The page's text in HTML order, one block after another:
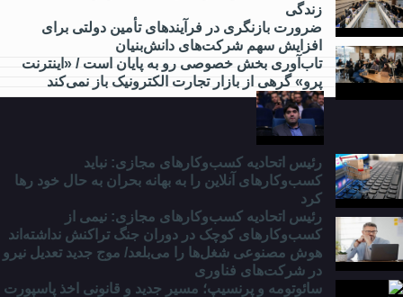
زندگی
ضرورت بازنگری در فرآیندهای تأمین دولتی برای
افزایش سهم شرکت‌های دانش‌بنیان
تاب‌آوری بخش خصوصی رو به پایان است / «اینترنت
پرو» گرهی از بازار تجارت الکترونیک باز نمی‌کند
رئیس اتحادیه کسب‌وکارهای مجازی: نباید
کسب‌وکارهای آنلاین را به بهانه بحران به حال خود رها
کرد
رئیس اتحادیه کسب‌وکارهای مجازی: نیمی از
کسب‌وکارهای کوچک در دوران جنگ‌ تراکنش نداشته‌اند
هوش مصنوعی شغل‌ها را می‌بلعد/ موج جدید تعدیل نیرو
در شرکت‌های فناوری
سائوتومه و پرنسیپ؛ مسیر جدید و قانونی اخذ پاسپورت
از
مدارس
دانشگاه
چه
خبر؟